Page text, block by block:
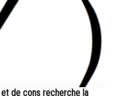
de cons recherche la